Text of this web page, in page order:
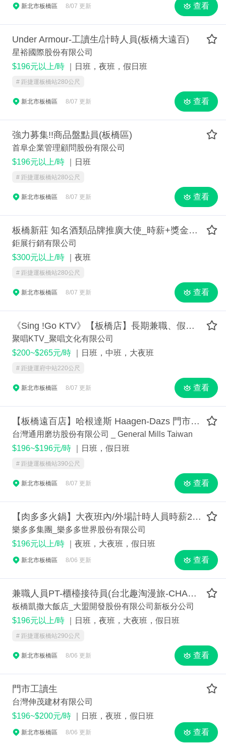
新北市板橋區 8/07 更新 查看
Under Armour-工讀生/計時人員(板橋大遠百)
星裕國際股份有限公司
$196元以上/時
｜日班，夜班，假日班
# 距捷運板橋站280公尺
新北市板橋區 8/07 更新 查看
強力募集!!商品盤點員(板橋區)
首阜企業管理顧問股份有限公司
$196元以上/時
｜日班
# 距捷運板橋站280公尺
新北市板橋區 8/07 更新 查看
板橋新莊 知名酒類品牌推廣大使_時薪+獎金+職務津貼
鉅展行銷有限公司
$300元以上/時
｜夜班
# 距捷運板橋站280公尺
新北市板橋區 8/07 更新 查看
《Sing !Go KTV》【板橋店】長期兼職、假日兼職、暑假兼職 -時薪200元-265元
聚唱KTV_聚唱文化有限公司
$200~$265元/時
｜日班，中班，大夜班
# 距捷運府中站220公尺
新北市板橋區 8/07 更新 查看
【板橋遠百店】哈根達斯 Haagen-Dazs 門市工讀生 / 計時人員
台灣通用磨坊股份有限公司 _ General Mills Taiwan
$196~$196元/時
｜日班，假日班
# 距捷運板橋站390公尺
新北市板橋區 8/07 更新 查看
【肉多多火鍋】大夜班內/外場計時人員時薪200起 - 米其林指標/有熱情、挑戰米其林等級夥伴(三峽介壽店)
樂多多集團_樂多多世界股份有限公司
$196元以上/時
｜夜班，大夜班，假日班
新北市板橋區 8/06 更新 查看
兼職人員PT-櫃檯接待員(台北趣淘漫旅-CHAMCHAM)
板橋凱撒大飯店_大盟開發股份有限公司新板分公司
$196元以上/時
｜日班，夜班，大夜班，假日班
# 距捷運板橋站290公尺
新北市板橋區 8/06 更新 查看
門市工讀生
台灣伸茂建材有限公司
$196~$200元/時
｜日班，夜班，假日班
新北市板橋區 8/06 更新 查看